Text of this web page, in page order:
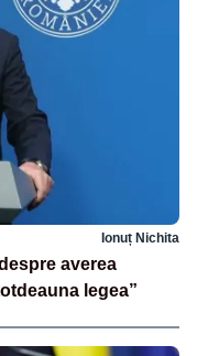
Ionuț Nichita
averea
legea”